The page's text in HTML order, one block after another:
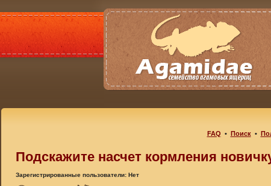
FAQ • Поиск•
Подскажите насчет кормления
Зарегистрированные пользователи: Нет